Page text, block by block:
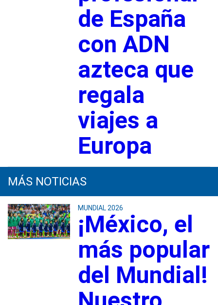
de España
con ADN
azteca que
regala
viajes a
Europa
MÁS NOTICIAS
MUNDIAL 2026
¡México, el
más popular
del Mundial!